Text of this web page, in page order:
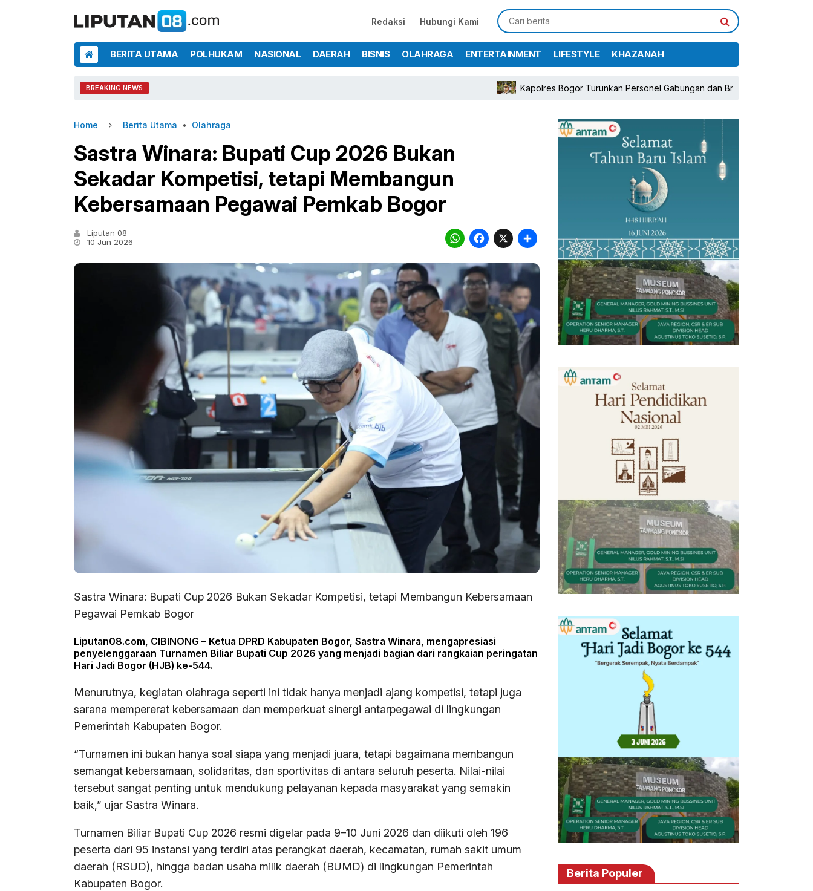
Redaksi Hubungi Kami
BERITA UTAMA POLHUKAM NASIONAL DAERAH BISNIS OLAHRAGA ENTERTAINMENT LIFESTYLE KHAZANAH
BREAKING NEWS Kapolres Bogor Turunkan Personel Gabungan dan Brimob, Prioritaskan
Home Berita Utama • Olahraga
Sastra Winara: Bupati Cup 2026 Bukan
Sekadar Kompetisi, tetapi Membangun
Kebersamaan Pegawai Pemkab Bogor
Liputan 08
10 Jun 2026
WhatsApp
Facebook
X Share
Sastra Winara: Bupati Cup 2026 Bukan Sekadar Kompetisi, tetapi Membangun Kebersamaan
Pegawai Pemkab Bogor
Liputan08.com, CIBINONG – Ketua DPRD Kabupaten Bogor, Sastra Winara, mengapresiasi
penyelenggaraan Turnamen Biliar Bupati Cup 2026 yang menjadi bagian dari rangkaian peringatan
Hari Jadi Bogor (HJB) ke-544.
Menurutnya, kegiatan olahraga seperti ini tidak hanya menjadi ajang kompetisi, tetapi juga
sarana mempererat kebersamaan dan memperkuat sinergi antarpegawai di lingkungan
Pemerintah Kabupaten Bogor.
“Turnamen ini bukan hanya soal siapa yang menjadi juara, tetapi bagaimana membangun
semangat kebersamaan, solidaritas, dan sportivitas di antara seluruh peserta. Nilai-nilai
tersebut sangat penting untuk mendukung pelayanan kepada masyarakat yang semakin
baik,” ujar Sastra Winara.
Turnamen Biliar Bupati Cup 2026 resmi digelar pada 9–10 Juni 2026 dan diikuti oleh 196
peserta dari 95 instansi yang terdiri atas perangkat daerah, kecamatan, rumah sakit umum
daerah (RSUD), hingga badan usaha milik daerah (BUMD) di lingkungan Pemerintah
Kabupaten Bogor.
Berita Populer